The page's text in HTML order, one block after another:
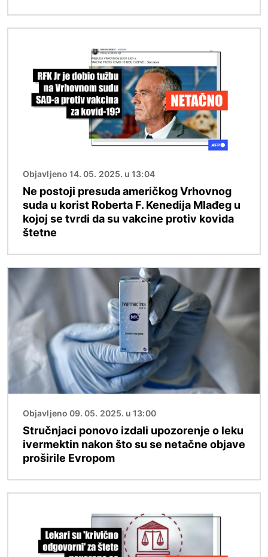
Objavljeno 14. 05. 2025. u 13:04
Ne postoji presuda američkog Vrhovnog
suda u korist Roberta F. Kenedija Mlađeg u
kojoj se tvrdi da su vakcine protiv kovida
štetne
Image
Objavljeno 09. 05. 2025. u 13:00
Stručnjaci ponovo izdali upozorenje o leku
ivermektin nakon što su se netačne objave
proširile Evropom